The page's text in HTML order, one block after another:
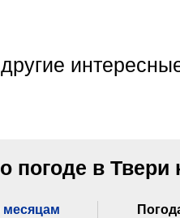
погоде в Твери
месяцам